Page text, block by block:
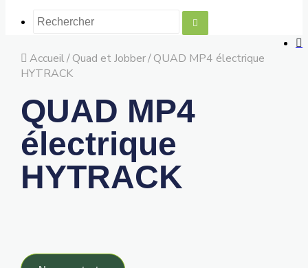
Accueil/ Quad et Jobber/ QUAD MP4 électrique
HYTRACK
QUAD MP4
électrique
HYTRACK